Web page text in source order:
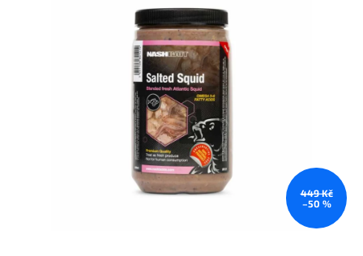
hvězdiček.
449 Kč
–50 %